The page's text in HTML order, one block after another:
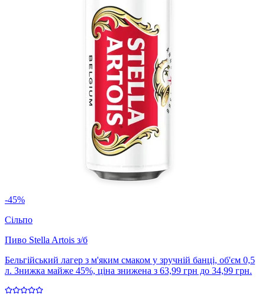
-45%
Сільпо
Пиво Stella Artois з/б
Бельгійський лагер з м'яким смаком у зручній банці, об'єм 0,5
л. Знижка майже 45%, ціна знижена з 63,99 грн до 34,99 грн.